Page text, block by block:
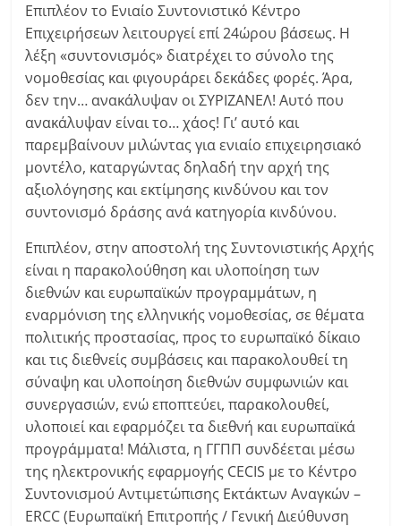
Επιπλέον το Ενιαίο Συντονιστικό Κέντρο
Επιχειρήσεων λειτουργεί επί 24ώρου βάσεως. Η
λέξη «συντονισμός» διατρέχει το σύνολο της
νομοθεσίας και φιγουράρει δεκάδες φορές. Άρα,
δεν την… ανακάλυψαν οι ΣΥΡΙΖΑΝΕΛ! Αυτό που
ανακάλυψαν είναι το… χάος! Γι’ αυτό και
παρεμβαίνουν μιλώντας για ενιαίο επιχειρησιακό
μοντέλο, καταργώντας δηλαδή την αρχή της
αξιολόγησης και εκτίμησης κινδύνου και τον
συντονισμό δράσης ανά κατηγορία κινδύνου.
Επιπλέον, στην αποστολή της Συντονιστικής Αρχής
είναι η παρακολούθηση και υλοποίηση των
διεθνών και ευρωπαϊκών προγραμμάτων, η
εναρμόνιση της ελληνικής νομοθεσίας, σε θέματα
πολιτικής προστασίας, προς το ευρωπαϊκό δίκαιο
και τις διεθνείς συμβάσεις και παρακολουθεί τη
σύναψη και υλοποίηση διεθνών συμφωνιών και
συνεργασιών, ενώ εποπτεύει, παρακολουθεί,
υλοποιεί και εφαρμόζει τα διεθνή και ευρωπαϊκά
προγράμματα! Μάλιστα, η ΓΓΠΠ συνδέεται μέσω
της ηλεκτρονικής εφαρμογής CECIS με το Κέντρο
Συντονισμού Αντιμετώπισης Εκτάκτων Αναγκών –
ERCC (Ευρωπαϊκή Επιτροπής / Γενική Διεύθυνση